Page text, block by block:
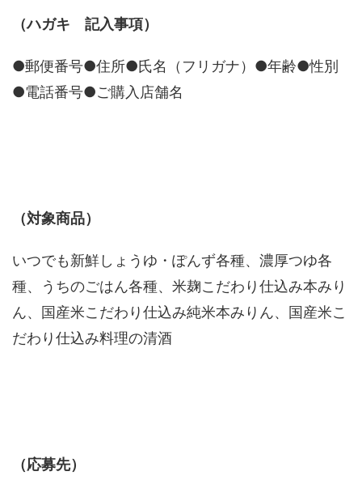
（ハガキ 記入事項）
●郵便番号●住所●氏名（フリガナ）●年齢●性別
●電話番号●ご購入店舗名
（対象商品）
いつでも新鮮しょうゆ・ぽんず各種、濃厚つゆ各
種、うちのごはん各種、米麹こだわり仕込み本みり
ん、国産米こだわり仕込み純米本みりん、国産米こ
だわり仕込み料理の清酒
（応募先）